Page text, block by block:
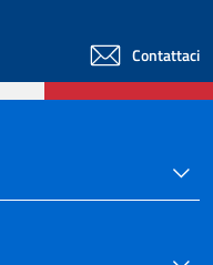
Contattaci